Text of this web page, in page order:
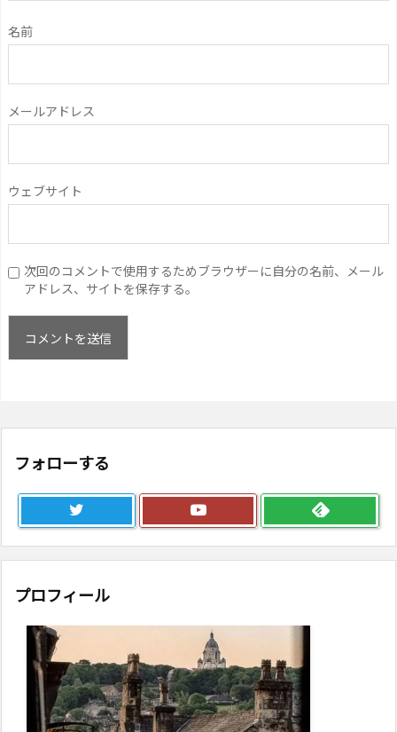
名前
メールアドレス
ウェブサイト
次回のコメントで使用するためブラウザーに自分の名前、メール
アドレス、サイトを保存する。
フォローする
プロフィール